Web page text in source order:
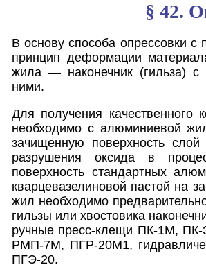
§ 42.
В основу способа опрессовки с
принцип деформации
жила — наконечник (гильза) с
ними.
Для получения качественного
необходимо с алюминиевой
зачищенную поверхность
разрушения оксида в
поверхность стандартных
кварцевазелиновой пастой на
жил необходимо
гильзы или хвостовика
ручные пресс-клещи ПК-1М, ПК-
РМП-7М, ПГР-20М1,
ПГЭ-20.